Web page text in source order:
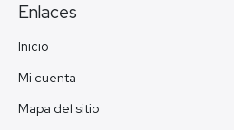
Enlaces
Inicio
Mi cuenta
Mapa del sitio